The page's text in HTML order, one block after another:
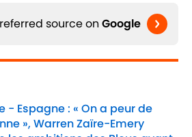
source on Google
- Espagne : « On a peur de
», Warren Zaïre-Emery